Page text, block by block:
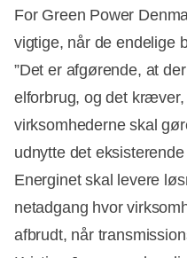
For Green Power
vigtige, når de endelige
”Det er afgørende, at
elforbrug, og det
virksomhederne skal
udnytte det
Energinet skal levere
netadgang hvor
afbrudt, når